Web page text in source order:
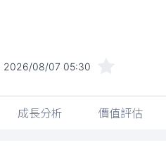
2026/08/07 05:30
成長分析 價值評估